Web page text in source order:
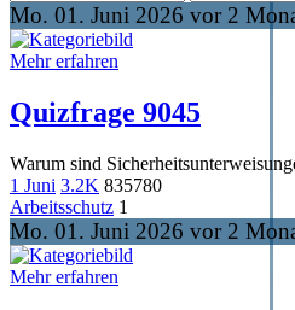
Mo. 01. Juni 2026 vor 2
Mehr erfahren
Quizfrage 9045
Warum sind
1 Juni 3.2K 835780
Arbeitsschutz 1
Mo. 01. Juni 2026 vor 2
Mehr erfahren